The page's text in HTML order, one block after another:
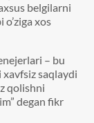
belgilarni
xos
– bu
saqlaydi
qolishni
degan fikr